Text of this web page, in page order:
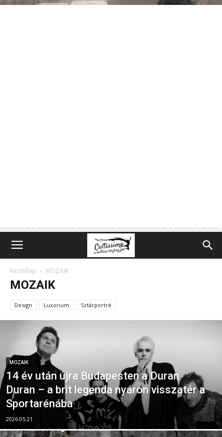
Kezdőlap MOZAIK
MOZAIK
Design Luxorium Sztárportré
MOZAIK
14 év után újra Budapesten a Duran
Duran – a brit legenda nyáron visszatér a
Sportarénába
2026.05.21.